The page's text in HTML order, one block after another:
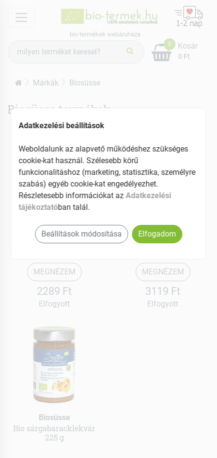
menu
bio termékek webáruháza
keresés
0
0 Ft
Kosár
Márkák Biosüsse
Biosüsse termékek
Bio eperlekvár 225 g
MEGNÉZEM
2289 Ft
Elfogyott
Bio eritrit - porcukor
alternatíva 300 g
MEGNÉZEM
3119 Ft
Elfogyott
Biosüsse
Bio sárgabaracklekvár
225 g
Adatkezelési beállítások
Weboldalunk az alapvető működéshez szükséges
cookie-kat használ. Szélesebb körű
funkcionalitáshoz (marketing, statisztika, személyre
szabás) egyéb cookie-kat engedélyezhet.
Részletesebb információkat azAdatkezelési
tájékoztatóban talál.
Beállítások módosítása Elfogadom